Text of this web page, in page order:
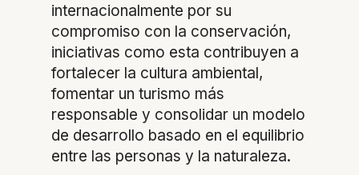
internacionalmente por su
compromiso con la conservación,
iniciativas como esta contribuyen a
fortalecer la cultura ambiental,
fomentar un turismo más
responsable y consolidar un modelo
de desarrollo basado en el equilibrio
entre las personas y la naturaleza.